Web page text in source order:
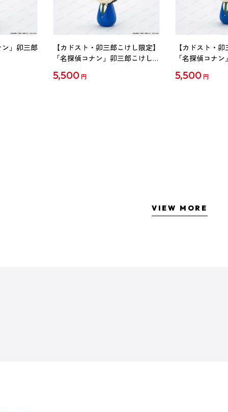
」卯三郎
【カドスト・卯三郎こけし限定】
「名探偵コナン」卯三郎こけし
5,500 円
【カドスト・
「名探偵コナ
5,500 円
VIEW MORE